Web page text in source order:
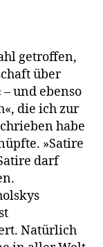
getroffen,
über
und ebenso
die ich zur
habe
»Satire
darf
Natürlich